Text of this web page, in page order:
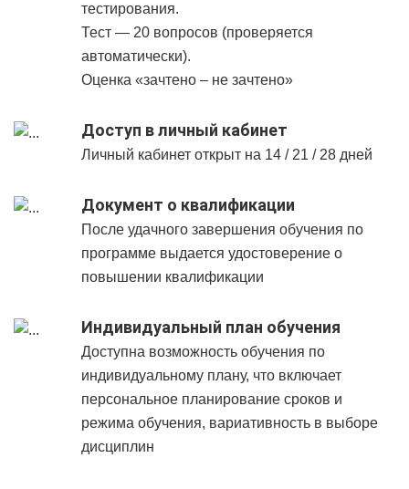
тестирования.
Тест — 20 вопросов (проверяется
автоматически).
Оценка «зачтено – не зачтено»
Доступ в личный кабинет
Личный кабинет открыт на 14 / 21 / 28 дней
Документ о квалификации
После удачного завершения обучения по
программе выдается удостоверение о
повышении квалификации
Индивидуальный план обучения
Доступна возможность обучения по
индивидуальному плану, что включает
персональное планирование сроков и
режима обучения, вариативность в выборе
дисциплин